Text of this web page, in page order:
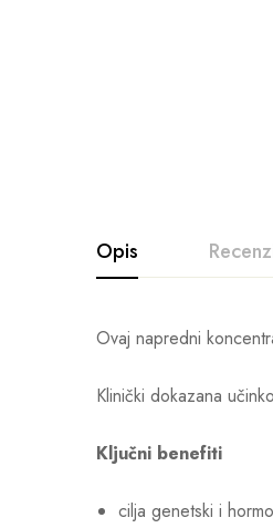
Opis
Ovaj napredni
Klinički dokazana
Ključni benefiti
cilja genetski i